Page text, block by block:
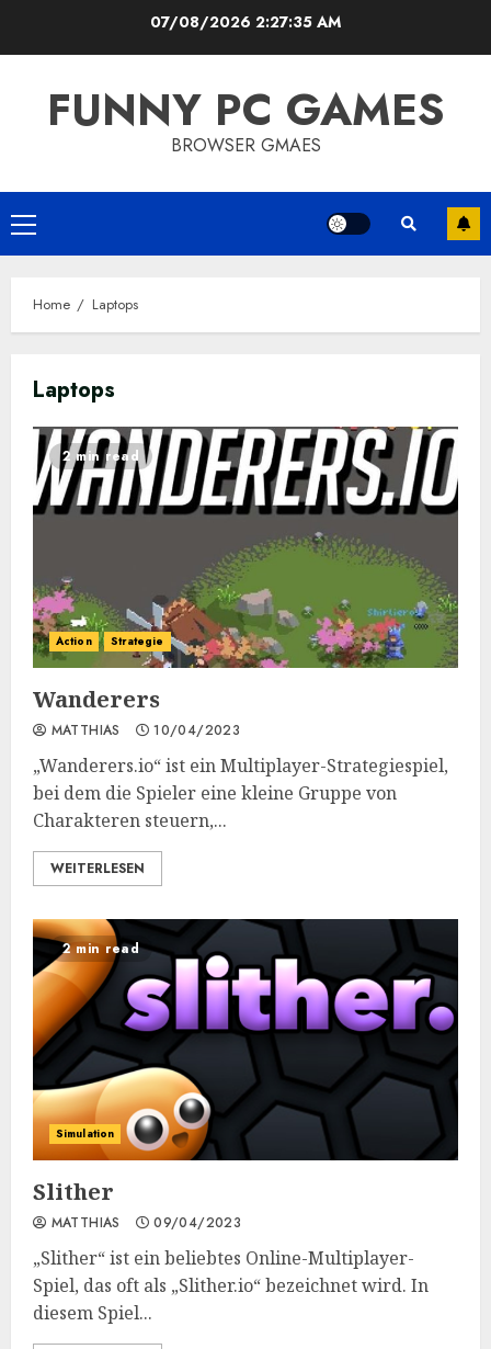
07/08/2026 2:27:36 AM
FUNNY PC GAMES
BROWSER GMAES
Primary
Menu
Home Laptops
Laptops
2 min read
Action Strategie
Wanderers
MATTHIAS 10/04/2023
„Wanderers.io“ ist ein Multiplayer-Strategiespiel,
bei dem die Spieler eine kleine Gruppe von
Charakteren steuern,...
WEITERLESEN
2 min read
Simulation
Slither
MATTHIAS 09/04/2023
„Slither“ ist ein beliebtes Online-Multiplayer-
Spiel, das oft als „Slither.io“ bezeichnet wird. In
diesem Spiel...